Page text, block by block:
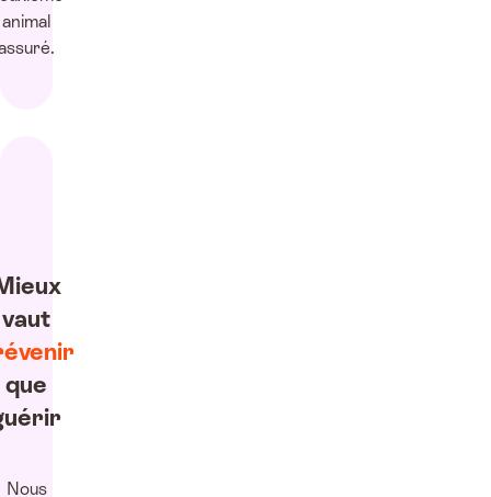
animal
vaut
que
Nous